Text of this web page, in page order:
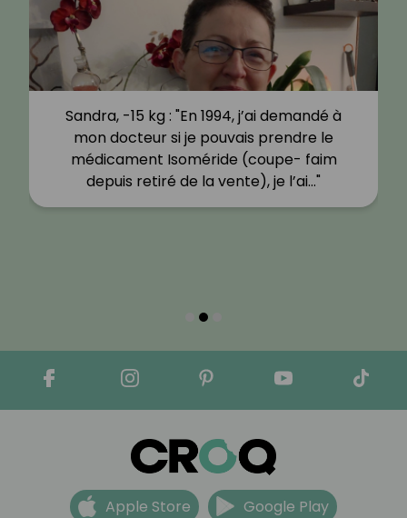
Sandra, -15 kg : "En 1994, j’ai demandé à
mon docteur si je pouvais prendre le
médicament Isoméride (coupe- faim
depuis retiré de la vente), je l’ai…"
Apple Store Google Play